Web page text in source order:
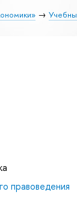
правоведения